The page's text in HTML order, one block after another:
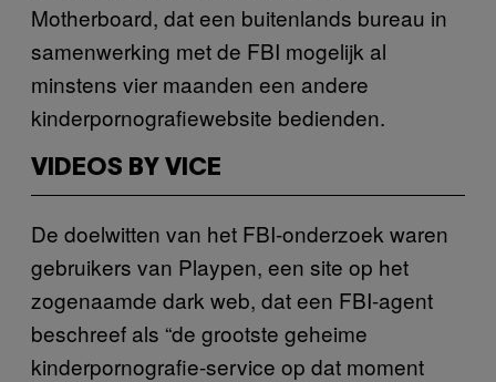
Motherboard, dat een buitenlands bureau in
samenwerking met de FBI mogelijk al
minstens vier maanden een andere
kinderpornografiewebsite bedienden.
VIDEOS BY VICE
De doelwitten van het FBI-onderzoek waren
gebruikers van Playpen, een site op het
zogenaamde dark web, dat een FBI-agent
beschreef als “de grootste geheime
kinderpornografie-service op dat moment